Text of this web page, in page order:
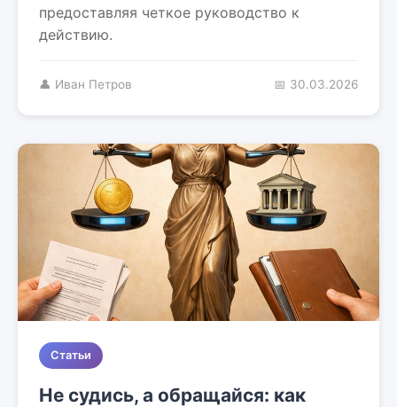
предоставляя четкое руководство к
действию.
👤 Иван Петров 📅 30.03.2026
Статьи
Не судись, а обращайся: как